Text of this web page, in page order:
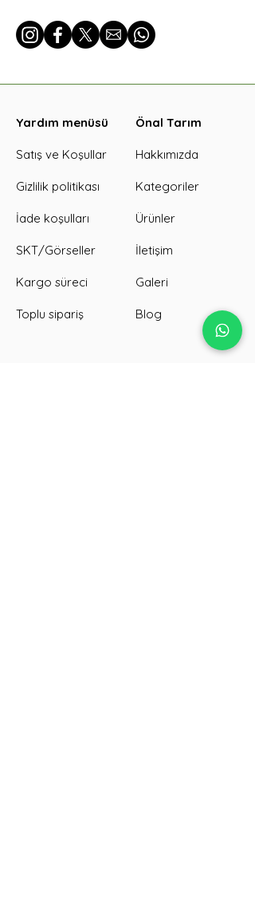
Yardım menüsü
Satış ve Koşullar
Gizlilik politikası
İade koşulları
SKT/Görseller
Kargo süreci
Toplu sipariş
Önal Tarım
Hakkımızda
Kategoriler
Ürünler
İletişim
Galeri
Blog